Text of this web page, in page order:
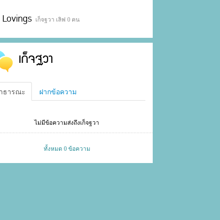
Lovings เก็จฐวา เลิฟ 0 คน
เก็จฐวา
ธารณะ ฝากข้อความ
ไม่มีข้อความส่งถึงเก็จฐวา
ทั้งหมด 0 ข้อความ